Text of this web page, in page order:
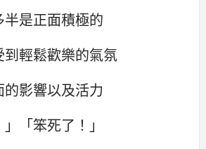
是正面積極的
輕鬆歡樂的氣氛
影響以及活力
」「笨死了！」